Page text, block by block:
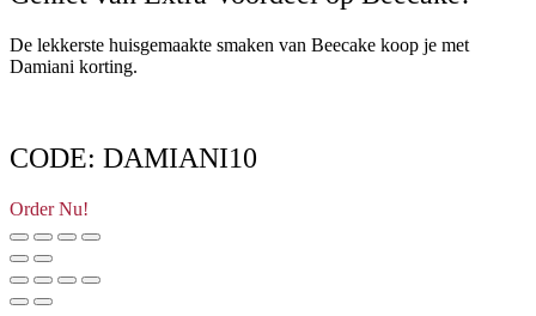
De lekkerste huisgemaakte smaken van Beecake koop je met
Damiani korting.
CODE: DAMIANI10
Order Nu!